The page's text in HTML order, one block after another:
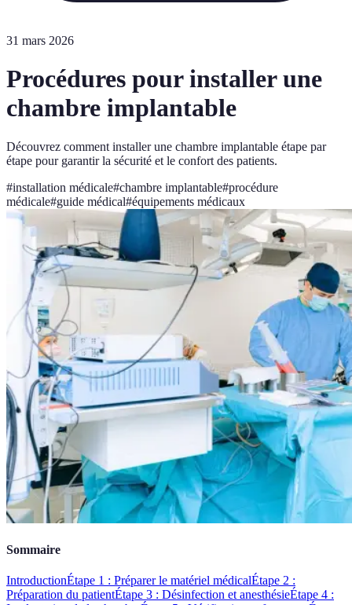
31 mars 2026
Procédures pour installer une
chambre implantable
Découvrez comment installer une chambre implantable étape par
étape pour garantir la sécurité et le confort des patients.
#installation médicale#chambre implantable#procédure
médicale#guide médical#équipements médicaux
Sommaire
IntroductionÉtape 1 : Préparer le matériel médicalÉtape 2 :
Préparation du patientÉtape 3 : Désinfection et anesthésieÉtape 4 :